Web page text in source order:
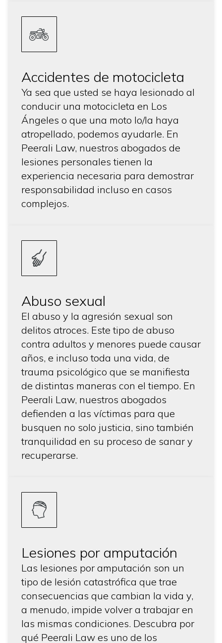
Accidentes de motocicleta
Ya sea que usted se haya lesionado al
conducir una motocicleta en Los
Ángeles o que una moto lo/la haya
atropellado, podemos ayudarle. En
Peerali Law, nuestros abogados de
lesiones personales tienen la
experiencia necesaria para demostrar
responsabilidad incluso en casos
complejos.
Abuso sexual
El abuso y la agresión sexual son
delitos atroces. Este tipo de abuso
contra adultos y menores puede causar
años, e incluso toda una vida, de
trauma psicológico que se manifiesta
de distintas maneras con el tiempo. En
Peerali Law, nuestros abogados
defienden a las víctimas para que
busquen no solo justicia, sino también
tranquilidad en su proceso de sanar y
recuperarse.
Lesiones por amputación
Las lesiones por amputación son un
tipo de lesión catastrófica que trae
consecuencias que cambian la vida y,
a menudo, impide volver a trabajar en
las mismas condiciones. Descubra por
qué Peerali Law es uno de los